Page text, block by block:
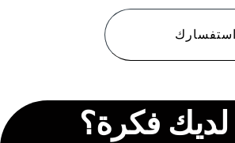
فكرة؟